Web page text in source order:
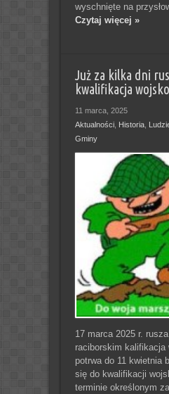
wyschnięte na
Czytaj więcej »
Już za kilka dni
kwalifikacja
11 marca, 2025
Aktualności, Historia,
Gminy
17 marca 2025 r.
raciborskim kalifikacja
potrwa do 11 kwietnia
się do kwalifikacji
terminie określonym